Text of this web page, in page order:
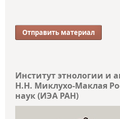
Отправить материал
Институт этнологии и
Н.Н. Миклухо-Маклая
наук (ИЭА РАН)